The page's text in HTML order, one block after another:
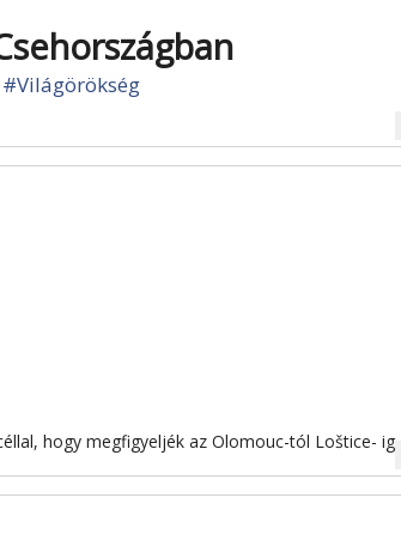
#Világörökség
hogy megfigyeljék az Olomouc-tól Loštice- ig